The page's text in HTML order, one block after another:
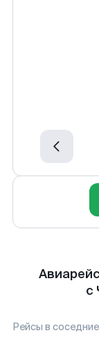
с
Рейсы в